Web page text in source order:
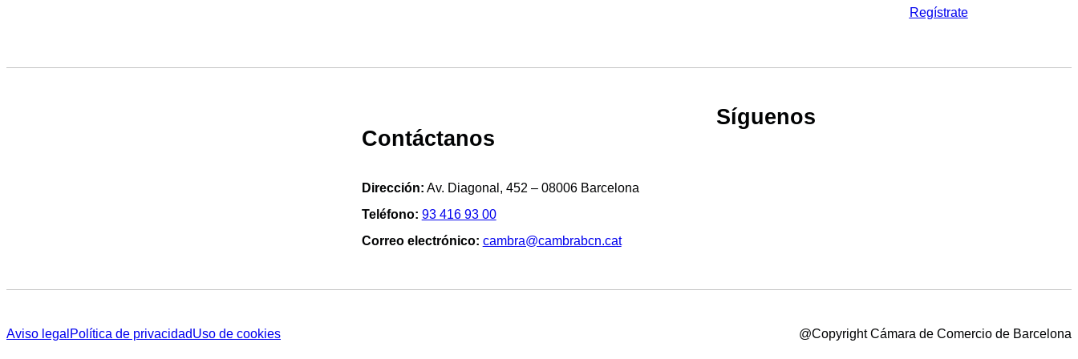
Regístrate
Contáctanos
Dirección: Av. Diagonal, 452 – 08006 Barcelona
Teléfono: 93 416 93 00
Correo electrónico: cambra@cambrabcn.cat
Síguenos
Aviso legal Política de privacidadUso de cookies @Copyright Cámara de Comercio de Barcelona